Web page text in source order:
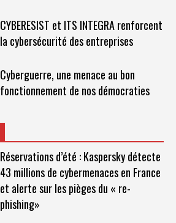
CYBERESIST et ITS INTEGRA renforcent
la cybersécurité des entreprises
Cyberguerre, une menace au bon
fonctionnement de nos démocraties
Réservations d’été : Kaspersky détecte
43 millions de cybermenaces en France
et alerte sur les pièges du « re-
phishing»